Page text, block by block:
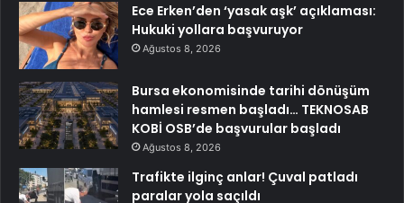
Ece Erken’den ‘yasak aşk’ açıklaması:
Hukuki yollara başvuruyor
Ağustos 8, 2026
Bursa ekonomisinde tarihi dönüşüm
hamlesi resmen başladı… TEKNOSAB
KOBİ OSB’de başvurular başladı
Ağustos 8, 2026
Trafikte ilginç anlar! Çuval patladı
paralar yola saçıldı